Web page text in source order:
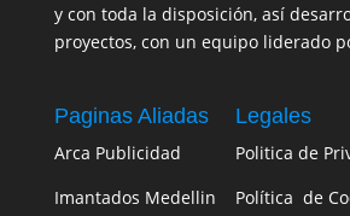
y con toda la disposición, así
proyectos, con un equipo liderado
Paginas Aliadas
Arca Publicidad
Imantados Medellin
Legales
Politica de
Política de